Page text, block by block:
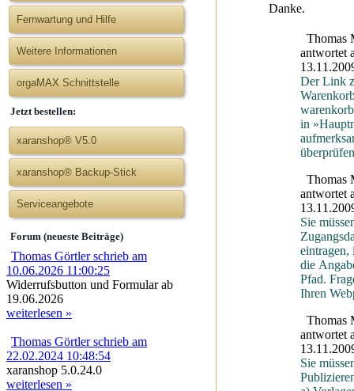
Fernwartung und Hilfe
Weitere Informationen
orgaMAX Schnittstelle
Jetzt bestellen:
xaranshop® V5.0
xaranshop® Backup-Stick
Serviceangebote
Forum (neueste Beiträge)
Thomas Görtler schrieb am
10.06.2026 11:00:25
Widerrufsbutton und Formular ab
19.06.2026
weiterlesen »
Thomas Görtler schrieb am
22.02.2024 10:48:54
xaranshop 5.0.24.0
weiterlesen »
Danke.
Thomas
antwortet
Der Link
in
Thomas
antwortet
Sie
eintragen,
die
Pfad.
Ihren
Thomas
antwortet
Sie